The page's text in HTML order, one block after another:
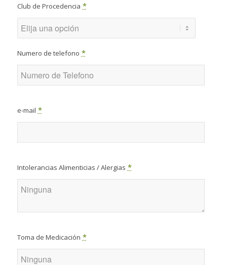
Club de Procedencia *
Numero de telefono *
e-mail *
Intolerancias Alimenticias / Alergias *
Toma de Medicación *